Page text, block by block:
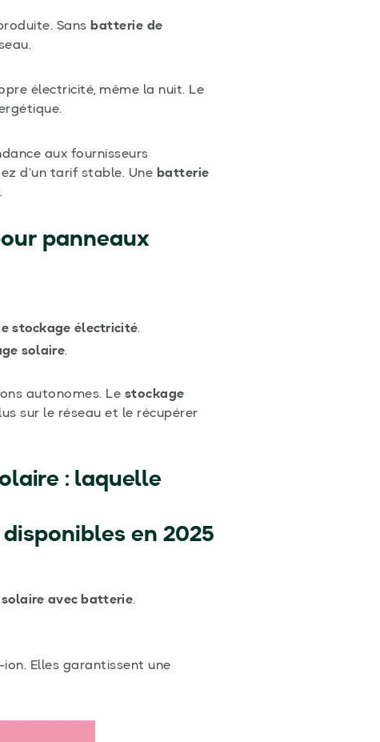
Sans batterie de
électricité, même la nuit. Le
aux fournisseurs
d’un tarif stable. Une batterie
panneaux
stockage électricité.
solaire.
autonomes. Le stockage
sur le réseau et le récupérer
: laquelle
en 2025
avec batterie.
Elles garantissent une